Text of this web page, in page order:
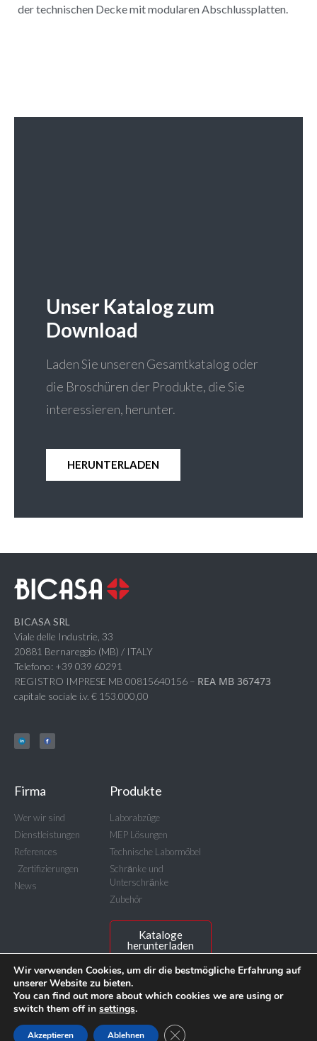
der technischen Decke mit modularen Abschlussplatten.
Unser Katalog zum
Download
Laden Sie unseren Gesamtkatalog oder
die Broschüren der Produkte, die Sie
interessieren, herunter.
HERUNTERLADEN
BICASA SRL
Viale delle Industrie, 33
20881 Bernareggio (MB) / ITALY
Telefono: +39 039 60291
REGISTRO IMPRESE MB 00815640156 – REA MB 367473
capitale sociale i.v. € 153.000,00
Firma
Wer wir sind
Dienstleistungen
References
Zertifizierungen
News
Produkte
Laborabzüge
MEP Lösungen
Technische Labormöbel
Schrӓnke und
Unterschrӓnke
Zubehör
Kataloge
herunterladen
© BICASA Srl - C.F. e P.IVA IT00815640156
Wir verwenden Cookies, um dir die bestmögliche Erfahrung auf
unserer Website zu bieten.
You can find out more about which cookies we are using or
switch them off in settings.
Akzeptieren Ablehnen GDPR Cookie-Banner schließen